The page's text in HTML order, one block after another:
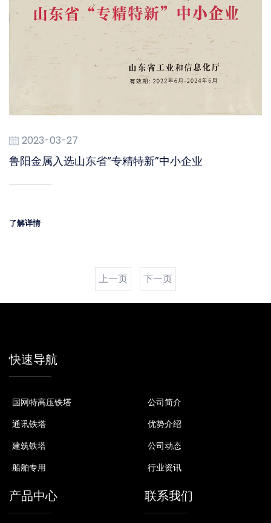
2023-03-27
鲁阳金属入选山东省“专精特新”中小企业
了解详情
上一页 下一页
快速导航
国网特高压铁塔
通讯铁塔
建筑铁塔
船舶专用
公司简介
优势介绍
公司动态
行业资讯
产品中心 联系我们